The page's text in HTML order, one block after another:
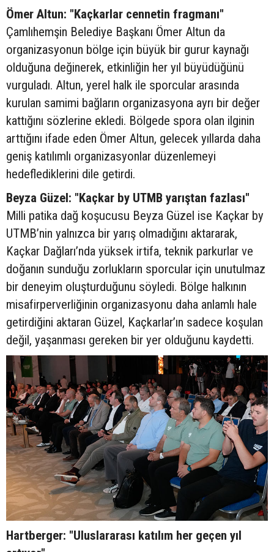
Ömer Altun: "Kaçkarlar cennetin fragmanı"
Çamlıhemşin Belediye Başkanı Ömer Altun da
organizasyonun bölge için büyük bir gurur kaynağı
olduğuna değinerek, etkinliğin her yıl büyüdüğünü
vurguladı. Altun, yerel halk ile sporcular arasında
kurulan samimi bağların organizasyona ayrı bir değer
kattığını sözlerine ekledi. Bölgede spora olan ilginin
arttığını ifade eden Ömer Altun, gelecek yıllarda daha
geniş katılımlı organizasyonlar düzenlemeyi
hedeflediklerini dile getirdi.
Beyza Güzel: "Kaçkar by UTMB yarıştan fazlası"
Milli patika dağ koşucusu Beyza Güzel ise Kaçkar by
UTMB’nin yalnızca bir yarış olmadığını aktararak,
Kaçkar Dağları’nda yüksek irtifa, teknik parkurlar ve
doğanın sunduğu zorlukların sporcular için unutulmaz
bir deneyim oluşturduğunu söyledi. Bölge halkının
misafirperverliğinin organizasyonu daha anlamlı hale
getirdiğini aktaran Güzel, Kaçkarlar’ın sadece koşulan
değil, yaşanması gereken bir yer olduğunu kaydetti.
Hartberger: "Uluslararası katılım her geçen yıl